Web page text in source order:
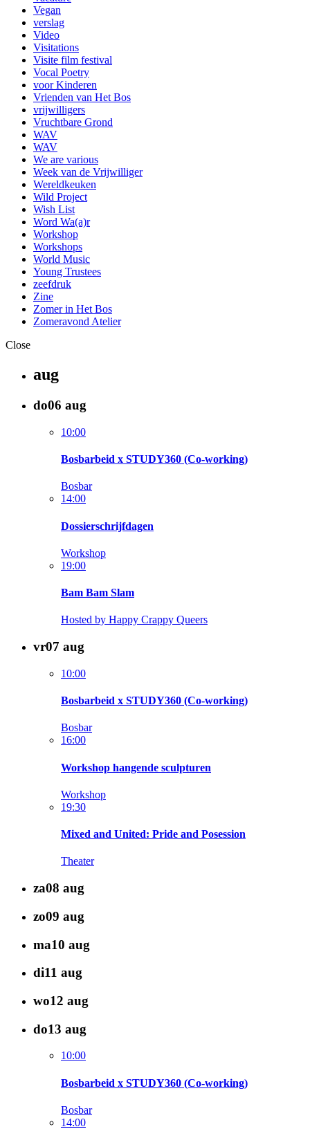
Vegan
verslag
Video
Visitations
Visite film festival
Vocal Poetry
voor Kinderen
Vrienden van Het Bos
vrijwilligers
Vruchtbare Grond
WAV
WAV
We are various
Week van de Vrijwilliger
Wereldkeuken
Wild Project
Wish List
Word Wa(a)r
Workshop
Workshops
World Music
Young Trustees
zeefdruk
Zine
Zomer in Het Bos
Zomeravond Atelier
Close
aug
do06 aug
10:00
Bosbarbeid x STUDY360 (Co-working)
Bosbar
14:00
Dossierschrijfdagen
Workshop
19:00
Bam Bam Slam
Hosted by Happy Crappy Queers
vr07 aug
10:00
Bosbarbeid x STUDY360 (Co-working)
Bosbar
16:00
Workshop hangende sculpturen
Workshop
19:30
Mixed and United: Pride and Posession
Theater
za08 aug
zo09 aug
ma10 aug
di11 aug
wo12 aug
do13 aug
10:00
Bosbarbeid x STUDY360 (Co-working)
Bosbar
14:00